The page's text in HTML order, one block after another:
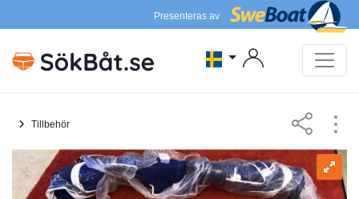
Presenteras av
Tillbehör